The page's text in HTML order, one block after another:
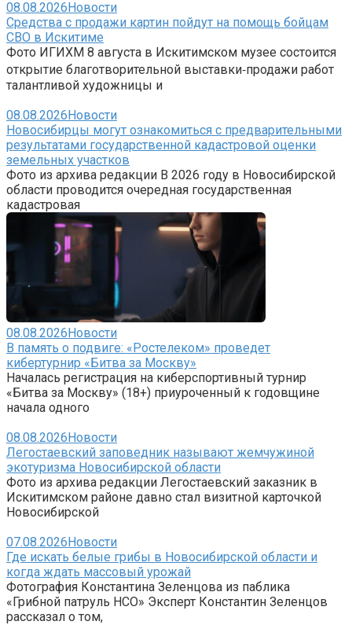
08.08.2026Новости
Средства с продажи картин пойдут на помощь бойцам
СВО в Искитиме
Фото ИГИХМ 8 августа в Искитимском музее состоится
открытие благотворительной выставки‑продажи работ
талантливой художницы и
08.08.2026Новости
Новосибирцы могут ознакомиться с предварительными
результатами государственной кадастровой оценки
земельных участков
Фото из архива редакции В 2026 году в Новосибирской
области проводится очередная государственная
кадастровая
08.08.2026Новости
В память о подвиге: «Ростелеком» проведет
кибертурнир «Битва за Москву»
Началась регистрация на киберспортивный турнир
«Битва за Москву» (18+) приуроченный к годовщине
начала одного
08.08.2026Новости
Легостаевский заповедник называют жемчужиной
экотуризма Новосибирской области
Фото из архива редакции Легостаевский заказник в
Искитимском районе давно стал визитной карточкой
Новосибирской
07.08.2026Новости
Где искать белые грибы в Новосибирской области и
когда ждать массовый урожай
Фотография Константина Зеленцова из паблика
«Грибной патруль НСО» Эксперт Константин Зеленцов
рассказал о том,